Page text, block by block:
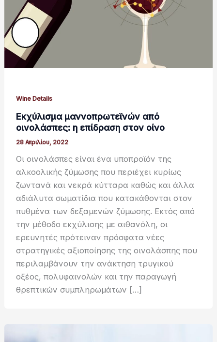
Wine Details
Εκχύλισμα μαννοπρωτεϊνών από
οινολάσπες: η επίδραση στον οίνο
28 Απριλίου, 2022
Οι οινολάσπες είναι ένα υποπροϊόν της
αλκοολικής ζύμωσης που περιέχει κυρίως
ζωντανά και νεκρά κύτταρα καθώς και άλλα
αδιάλυτα σωματίδια που κατακάθονται στον
πυθμένα των δεξαμενών ζύμωσης. Εκτός από
την μέθοδο εκχύλισης με αιθανόλη, οι
ερευνητές πρότειναν πρόσφατα νέες
στρατηγικές αξιοποίησης της οινολάσπης που
περιλαμβάνουν την ανάκτηση τρυγικού
οξέος, πολυφαινολών και την παραγωγή
θρεπτικών συμπληρωμάτων […]